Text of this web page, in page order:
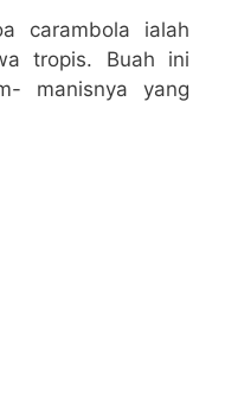
carambola ialah
tropis. Buah ini
manisnya yang